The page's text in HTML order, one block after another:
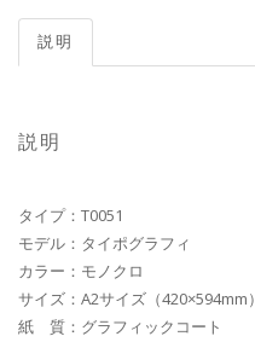
説明
説明
タイプ：T0051
モデル：タイポグラフィ
カラー：モノクロ
サイズ：A2サイズ（420×594mm）
紙 質：グラフィックコート